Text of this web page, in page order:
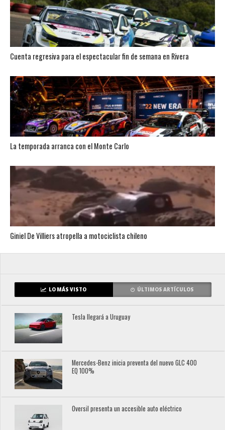
Cuenta regresiva para el espectacular fin de semana en Rivera
La temporada arranca con el Monte Carlo
Giniel De Villiers atropella a motociclista chileno
LO MÁS VISTO ÚLTIMOS ARTÍCULOS
Tesla llegará a Uruguay
Mercedes-Benz inicia preventa del nuevo GLC 400
EQ 100%
Oversil presenta un accesible auto eléctrico